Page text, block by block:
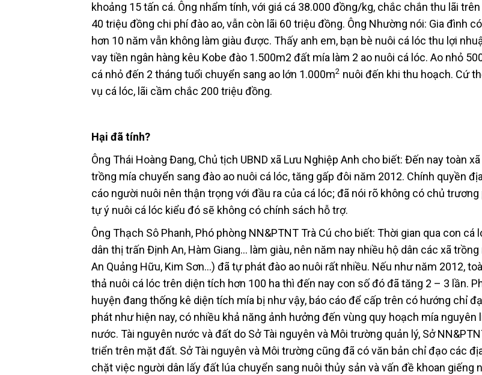
khoảng 15 tấn cá. Ông nhẩm tính, với giá cá 38.000 đồng/kg, chắc chắn thu lãi
40 triệu đồng chi phí đào ao, vẫn còn lãi 60 triệu đồng. Ông Nhường nói: Gia đình
hơn 10 năm vẫn không làm giàu được. Thấy anh em, bạn bè nuôi cá lóc thu lợi
vay tiền ngân hàng kêu Kobe đào 1.500m2 đất mía làm 2 ao nuôi cá lóc. Ao nhỏ
cá nhỏ đến 2 tháng tuổi chuyển sang ao lớn 1.000m2 nuôi đến khi thu hoạch. Cứ
vụ cá lóc, lãi cầm chắc 200 triệu đồng.
Hại đã tính?
Ông Thái Hoàng Đang, Chủ tịch UBND xã Lưu Nghiệp Anh cho biết: Đến nay toàn
trồng mía chuyển sang đào ao nuôi cá lóc, tăng gấp đôi năm 2012. Chính quyền
cáo người nuôi nên thận trọng với đầu ra của cá lóc; đã nói rõ không có chủ trương
tự ý nuôi cá lóc kiểu đó sẽ không có chính sách hỗ trợ.
Ông Thạch Sô Phanh, Phó phòng NN&PTNT Trà Cú cho biết: Thời gian qua con cá
dân thị trấn Định An, Hàm Giang… làm giàu, nên năm nay nhiều hộ dân các xã
An Quảng Hữu, Kim Sơn…) đã tự phát đào ao nuôi rất nhiều. Nếu như năm 2012,
thả nuôi cá lóc trên diện tích hơn 100 ha thì đến nay con số đó đã tăng 2 – 3 lần.
huyện đang thống kê diện tích mía bị như vậy, báo cáo để cấp trên có hướng chỉ
phát như hiện nay, có nhiều khả năng ảnh hưởng đến vùng quy hoạch mía nguyên
nước. Tài nguyên nước và đất do Sở Tài nguyên và Môi trường quản lý, Sở
triển trên mặt đất. Sở Tài nguyên và Môi trường cũng đã có văn bản chỉ đạo các
chặt việc người dân lấy đất lúa chuyển sang nuôi thủy sản và vấn đề khoan giếng